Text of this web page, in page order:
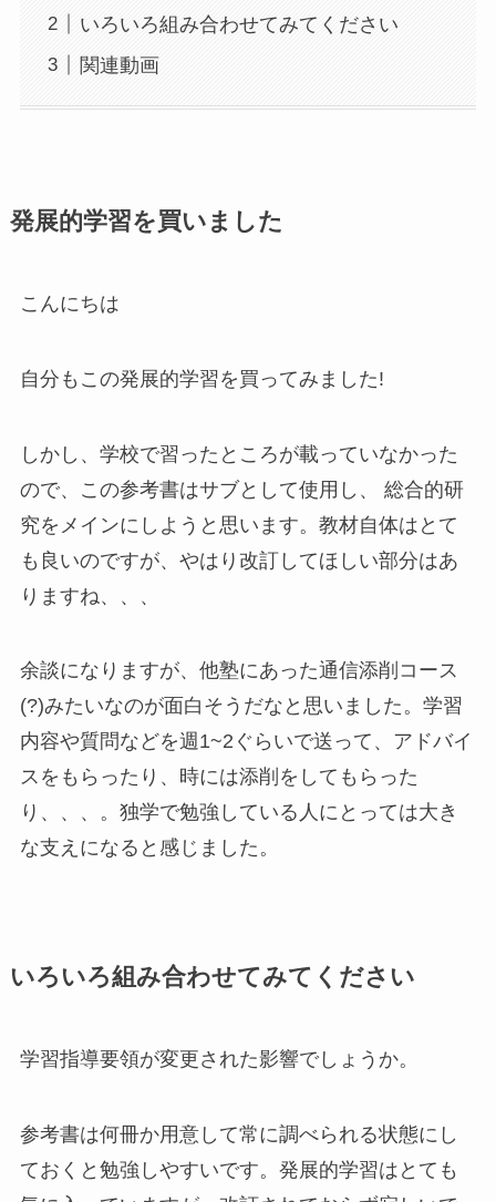
いろいろ組み合わせてみてください
関連動画
発展的学習を買いました
こんにちは
自分もこの発展的学習を買ってみました!
しかし、学校で習ったところが載っていなかった
ので、この参考書はサブとして使用し、 総合的研
究をメインにしようと思います。教材自体はとて
も良いのですが、やはり改訂してほしい部分はあ
りますね、、、
余談になりますが、他塾にあった通信添削コース
(?)みたいなのが面白そうだなと思いました。学習
内容や質問などを週1~2ぐらいで送って、アドバイ
スをもらったり、時には添削をしてもらった
り、、、。独学で勉強している人にとっては大き
な支えになると感じました。
いろいろ組み合わせてみてください
学習指導要領が変更された影響でしょうか。
参考書は何冊か用意して常に調べられる状態にし
ておくと勉強しやすいです。発展的学習はとても